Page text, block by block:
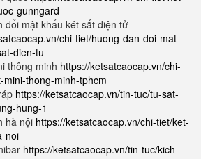
gunngard
đổi mật khẩu két sắt điện tử
chi-tiet/huong-dan-doi-mat-
dien-tu
thông minh https://ketsatcaocap.vn/chi-
mini-thong-minh-tphcm
https://ketsatcaocap.vn/tin-tuc/tu-sat-
hung-1
hà nội https://ketsatcaocap.vn/chi-tiet/ket-
noi
https://ketsatcaocap.vn/tin-tuc/kich-